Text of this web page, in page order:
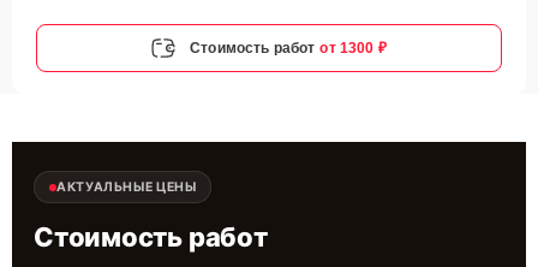
Стоимость работ от 1300 ₽
АКТУАЛЬНЫЕ ЦЕНЫ
Стоимость работ